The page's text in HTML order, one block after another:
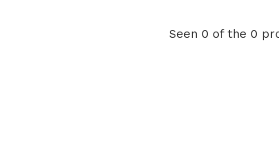
Seen 0 of the 0